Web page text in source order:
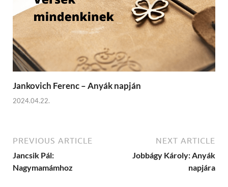
Jankovich Ferenc – Anyák napján
2024.04.22.
PREVIOUS ARTICLE
Jancsik Pál:
Nagymamámhoz
NEXT ARTICLE
Jobbágy Károly: Anyák
napjára